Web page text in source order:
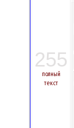
255
полный
текст